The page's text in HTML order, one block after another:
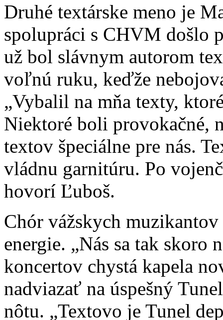
Druhé textárske meno je
spolupráci s CHVM došlo
už bol slávnym autorom
voľnú ruku, keďže
„Vybalil na mňa texty,
Niektoré boli provokačné,
textov špeciálne pre nás.
vládnu garnitúru. Po
hovorí Ľuboš.
Chór vážskych
energie. „Nás sa tak skoro
koncertov chystá kapela
nadviazať na úspešný
nôtu. „Textovo je Tunel